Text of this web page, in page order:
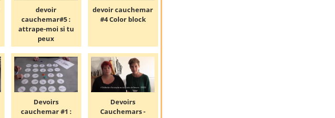
devoir
cauchemar#5 :
attrape-moi si tu
peux
devoir cauchemar
#4 Color block
Devoirs
cauchemar #1 :
Devoirs
Cauchemars -